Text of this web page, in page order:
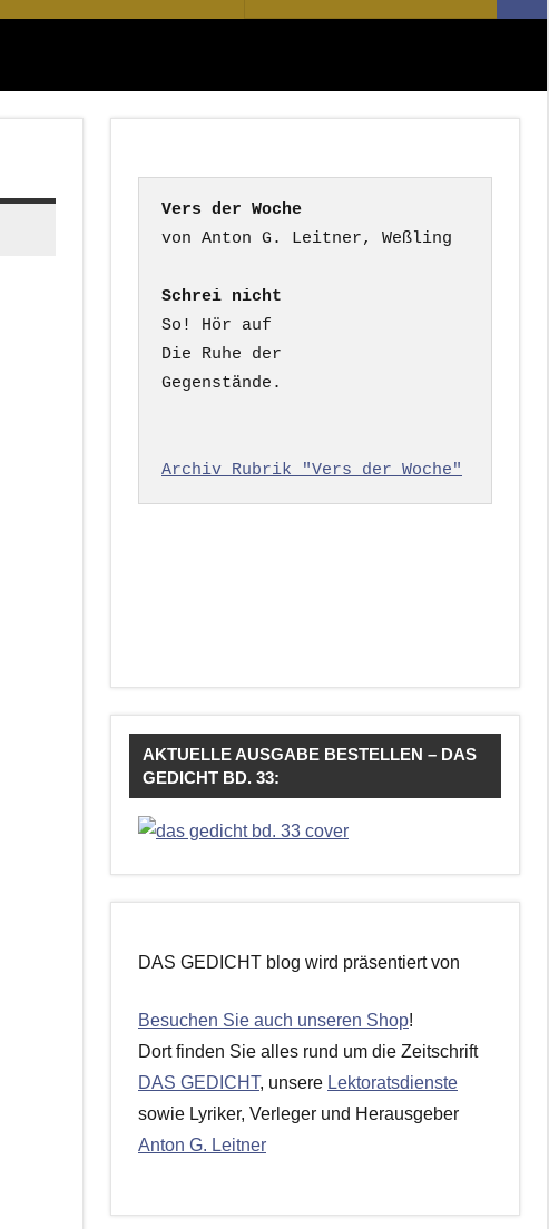
nach:
Vers der Woche
Schrei nicht
So! Hör auf
Die Ruhe der
Gegenstände.
Archiv Rubrik "Vers der Woche"
AKTUELLE AUSGABE BESTELLEN – DAS
GEDICHT BD. 33:
DAS GEDICHT blog wird präsentiert von
Besuchen Sie auch unseren Shop!
Dort finden Sie alles rund um die Zeitschrift
DAS GEDICHT, unsere Lektoratsdienste
sowie Lyriker, Verleger und Herausgeber
Anton G. Leitner